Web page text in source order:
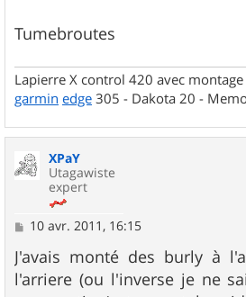
Tumebroutes
Lapierre X control 420 avec
garmin edge 305 - Dakota 20 -
XPaY
Utagawiste
expert
M
s
s
a
10 avr. 2011, 16:15
J'avais monté des burly à
l'arriere (ou l'inverse je ne